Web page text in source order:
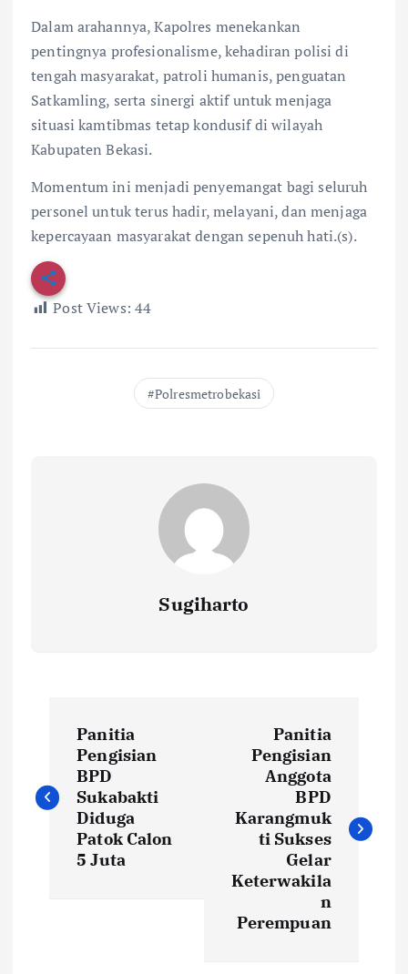
Dalam arahannya, Kapolres menekankan
pentingnya profesionalisme, kehadiran polisi di
tengah masyarakat, patroli humanis, penguatan
Satkamling, serta sinergi aktif untuk menjaga
situasi kamtibmas tetap kondusif di wilayah
Kabupaten Bekasi.
Momentum ini menjadi penyemangat bagi seluruh
personel untuk terus hadir, melayani, dan menjaga
kepercayaan masyarakat dengan sepenuh hati.(s).
Post Views: 44
Polresmetrobekasi
Sugiharto
v
Panitia
Pengisian
BPD
Sukabakti
Diduga
Patok Calon
5 Juta
Panitia
Pengisian
Anggota
BPD
Karangmuk
ti Sukses
Gelar
Keterwakila
n
Perempuan